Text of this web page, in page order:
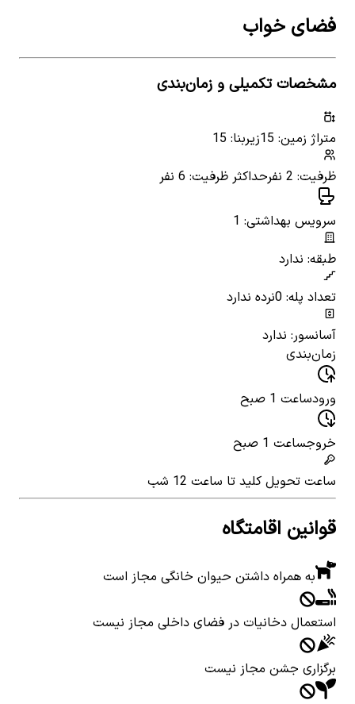
فضای خواب
مشخصات تکمیلی و زمان‌بندی
متراژ زمین: 15
زیربنا: 15
ظرفیت: 2 نفر
حداکثر ظرفیت: 6 نفر
سرویس بهداشتی: 1
طبقه: ندارد
تعداد پله: 0
نرده ندارد
آسانسور: ندارد
زمان‌بندی
ورودساعت 1 صبح
خروجساعت 1 صبح
ساعت تحویل کلید تا ساعت 12 شب
قوانین اقامتگاه
به همراه داشتن حیوان خانگی مجاز است
استعمال دخانیات در فضای داخلی مجاز نیست
برگزاری جشن مجاز نیست